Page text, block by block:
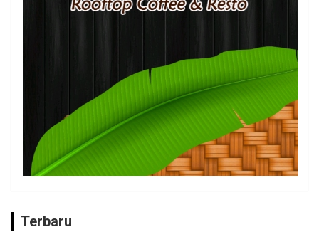
Terbaru